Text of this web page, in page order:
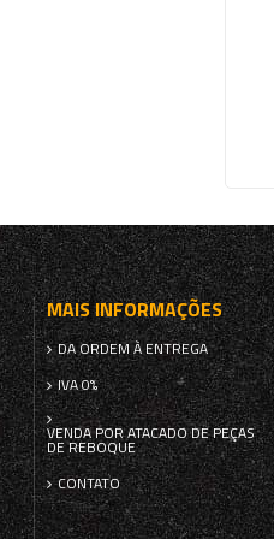
MAIS INFORMAÇÕES
DA ORDEM À ENTREGA
IVA 0%
VENDA POR ATACADO DE PEÇAS
DE REBOQUE
CONTATO